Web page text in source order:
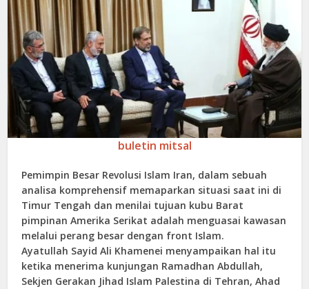
buletin mitsal
Pemimpin Besar Revolusi Islam Iran, dalam sebuah
analisa komprehensif memaparkan situasi saat ini di
Timur Tengah dan menilai tujuan kubu Barat
pimpinan Amerika Serikat adalah menguasai kawasan
melalui perang besar dengan front Islam.
Ayatullah Sayid Ali Khamenei menyampaikan hal itu
ketika menerima kunjungan Ramadhan Abdullah,
Sekjen Gerakan Jihad Islam Palestina di Tehran, Ahad